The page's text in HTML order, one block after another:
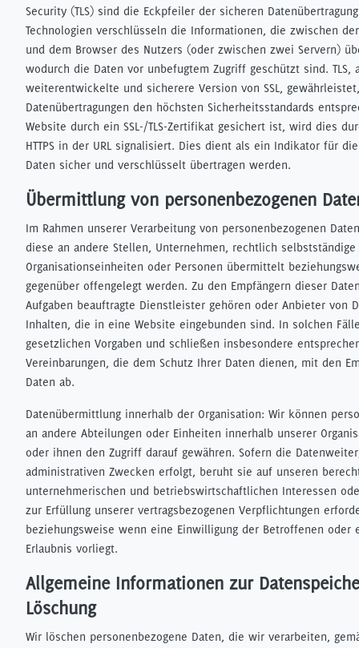
Security (TLS) sind die Eckpfeiler der sicheren
Technologien verschlüsseln die Informationen, die zwischen
und dem Browser des Nutzers (oder zwischen zwei Servern)
wodurch die Daten vor unbefugtem Zugriff geschützt sind. TLS,
weiterentwickelte und sicherere Version von SSL,
Datenübertragungen den höchsten Sicherheitsstandards
Website durch ein SSL-/TLS-Zertifikat gesichert ist, wird dies
HTTPS in der URL signalisiert. Dies dient als ein Indikator für
Daten sicher und verschlüsselt übertragen werden.
Übermittlung von personenbezogenen
Im Rahmen unserer Verarbeitung von personenbezogenen
diese an andere Stellen, Unternehmen, rechtlich selbstständige
Organisationseinheiten oder Personen übermittelt
gegenüber offengelegt werden. Zu den Empfängern dieser
Aufgaben beauftragte Dienstleister gehören oder Anbieter von
Inhalten, die in eine Website eingebunden sind. In solchen
gesetzlichen Vorgaben und schließen insbesondere
Vereinbarungen, die dem Schutz Ihrer Daten dienen, mit den
Daten ab.
Datenübermittlung innerhalb der Organisation: Wir können
an andere Abteilungen oder Einheiten innerhalb unserer
oder ihnen den Zugriff darauf gewähren. Sofern die
administrativen Zwecken erfolgt, beruht sie auf unseren
unternehmerischen und betriebswirtschaftlichen Interessen
zur Erfüllung unserer vertragsbezogenen Verpflichtungen
beziehungsweise wenn eine Einwilligung der Betroffenen oder
Erlaubnis vorliegt.
Allgemeine Informationen zur
Löschung
Wir löschen personenbezogene Daten, die wir verarbeiten,